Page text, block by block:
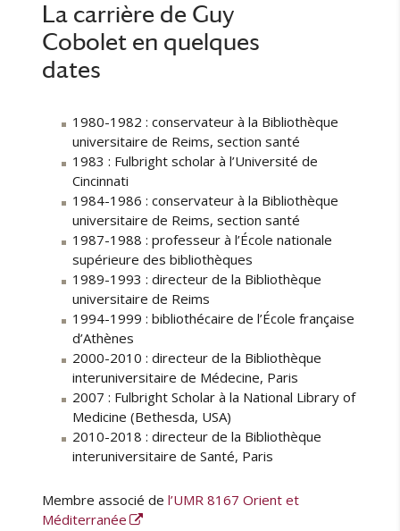
La carrière de Guy
Cobolet en quelques
dates
1980-1982 : conservateur à la Bibliothèque
universitaire de Reims, section santé
1983 : Fulbright scholar à l’Université de
Cincinnati
1984-1986 : conservateur à la Bibliothèque
universitaire de Reims, section santé
1987-1988 : professeur à l’École nationale
supérieure des bibliothèques
1989-1993 : directeur de la Bibliothèque
universitaire de Reims
1994-1999 : bibliothécaire de l’École française
d’Athènes
2000-2010 : directeur de la Bibliothèque
interuniversitaire de Médecine, Paris
2007 : Fulbright Scholar à la National Library of
Medicine (Bethesda, USA)
2010-2018 : directeur de la Bibliothèque
interuniversitaire de Santé, Paris
Membre associé del’UMR 8167 Orient et
Méditerranée